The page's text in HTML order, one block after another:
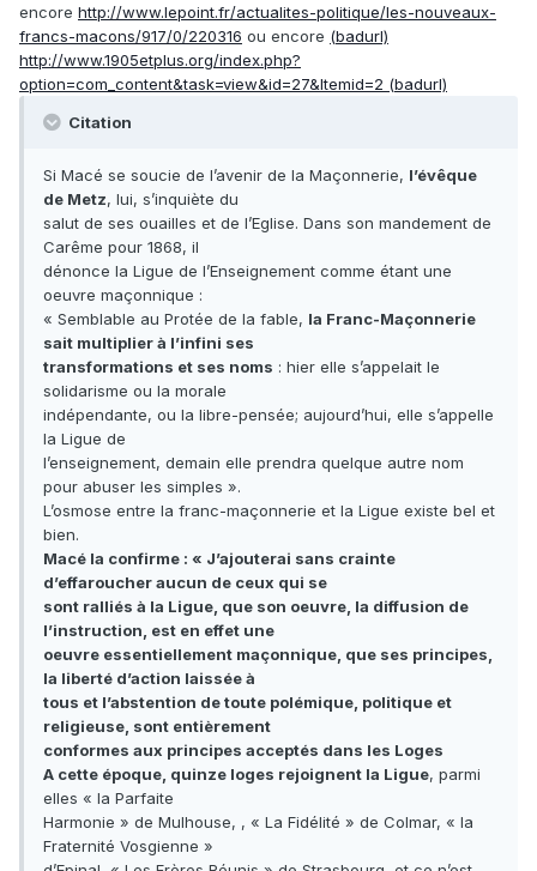
encore http://www.lepoint.fr/actualites-politique/les-nouveaux-
francs-macons/917/0/220316 ou encore (badurl)
http://www.1905etplus.org/index.php?
option=com_content&task=view&id=27&Itemid=2 (badurl)
Citation
Si Macé se soucie de l’avenir de la Maçonnerie, l’évêque
de Metz, lui, s’inquiète du
salut de ses ouailles et de l’Eglise. Dans son mandement de
Carême pour 1868, il
dénonce la Ligue de l’Enseignement comme étant une
oeuvre maçonnique :
« Semblable au Protée de la fable, la Franc-Maçonnerie
sait multiplier à l’infini ses
transformations et ses noms : hier elle s’appelait le
solidarisme ou la morale
indépendante, ou la libre-pensée; aujourd’hui, elle s’appelle
la Ligue de
l’enseignement, demain elle prendra quelque autre nom
pour abuser les simples ».
L’osmose entre la franc-maçonnerie et la Ligue existe bel et
bien.
Macé la confirme : « J’ajouterai sans crainte
d’effaroucher aucun de ceux qui se
sont ralliés à la Ligue, que son oeuvre, la diffusion de
l’instruction, est en effet une
oeuvre essentiellement maçonnique, que ses principes,
la liberté d’action laissée à
tous et l’abstention de toute polémique, politique et
religieuse, sont entièrement
conformes aux principes acceptés dans les Loges
A cette époque, quinze loges rejoignent la Ligue, parmi
elles « la Parfaite
Harmonie » de Mulhouse, , « La Fidélité » de Colmar, « la
Fraternité Vosgienne »